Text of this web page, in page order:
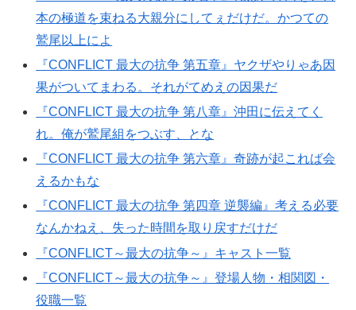
本の極道を束ねる大親分にしてぇだけだ。かつての
鷲尾以上によ
『CONFLICT 最大の抗争 第五章』ヤクザやりゃあ因
果がついてまわる。それがてめえの因果だ
『CONFLICT 最大の抗争 第八章』沖田に伝えてく
れ。俺が鷲尾組をつぶす、とな
『CONFLICT 最大の抗争 第六章』奇跡が起これば会
えるかもな
『CONFLICT 最大の抗争 第四章 逆襲編』考える必要
なんかねえ、失った時間を取り戻すだけだ
『CONFLICT～最大の抗争～』キャスト一覧
『CONFLICT～最大の抗争～』登場人物・相関図・
役職一覧